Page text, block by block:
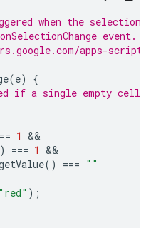
when the selection
event.
apps-
(e)
{
if a single empty cell
1
=== 1
() === ""
"red" );